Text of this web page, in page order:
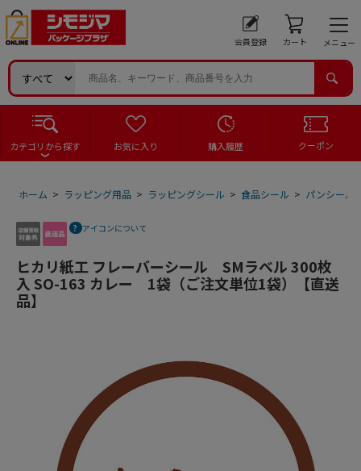
会員登録 カート メニュー
カテゴリから探す お気に入り 購入履歴 クーポン
ホーム > ラッピング用品 > ラッピングシール > 食品シール > パンシール
アイコンについて
ヒカリ紙工 フレーバーシール SMラベル 300枚
入 SO-163 カレー 1袋（ご注文単位1袋）【直送
品】